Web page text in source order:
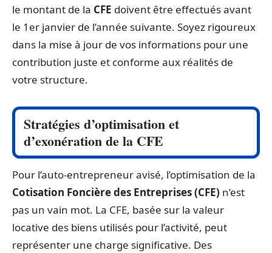
le montant de la CFE doivent être effectués avant
le 1er janvier de l’année suivante. Soyez rigoureux
dans la mise à jour de vos informations pour une
contribution juste et conforme aux réalités de
votre structure.
Stratégies d’optimisation et
d’exonération de la CFE
Pour l’auto-entrepreneur avisé, l’optimisation de la
Cotisation Foncière des Entreprises (CFE) n’est
pas un vain mot. La CFE, basée sur la valeur
locative des biens utilisés pour l’activité, peut
représenter une charge significative. Des